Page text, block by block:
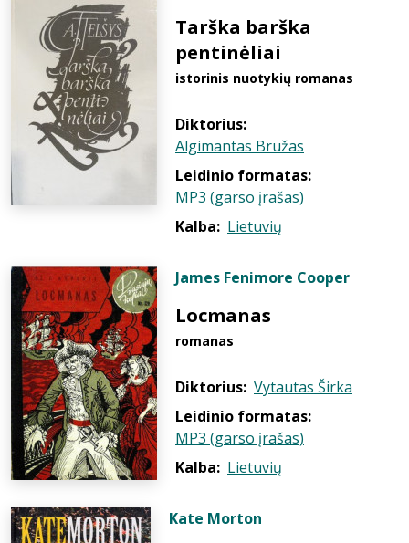
Tarška barška
pentinėliai
istorinis nuotykių romanas
Diktorius:
Algimantas Bružas
Leidinio formatas:
MP3 (garso įrašas)
Kalba: Lietuvių
James Fenimore Cooper
Locmanas
romanas
Diktorius: Vytautas Širka
Leidinio formatas:
MP3 (garso įrašas)
Kalba: Lietuvių
Kate Morton